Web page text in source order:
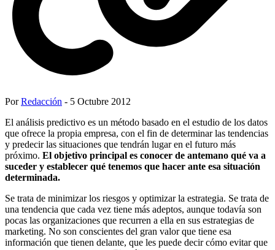
PorRedacción - 5 Octubre 2012
El análisis predictivo es un método basado en el estudio de los datos
que ofrece la propia empresa, con el fin de determinar las tendencias
y predecir las situaciones que tendrán lugar en el futuro más
próximo. El objetivo principal es conocer de antemano qué va a
suceder y establecer qué tenemos que hacer ante esa situación
determinada.
Se trata de minimizar los riesgos y optimizar la estrategia. Se trata de
una tendencia que cada vez tiene más adeptos, aunque todavía son
pocas las organizaciones que recurren a ella en sus estrategias de
marketing. No son conscientes del gran valor que tiene esa
información que tienen delante, que les puede decir cómo evitar que